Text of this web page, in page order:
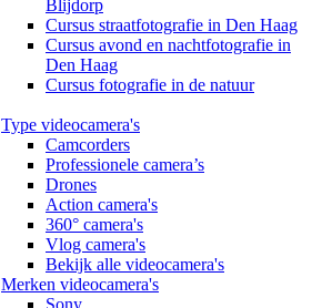
Blijdorp
Cursus straatfotografie in Den Haag
Cursus avond en nachtfotografie in
Den Haag
Cursus fotografie in de natuur
Type videocamera's
Camcorders
Professionele camera’s
Drones
Action camera's
360° camera's
Vlog camera's
Bekijk alle videocamera's
Merken videocamera's
Sony